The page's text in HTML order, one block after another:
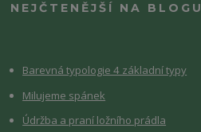
NEJČTENĚJŠÍ NA BLOGU
Barevná typologie 4 základní typy
Milujeme spánek
Údržba a praní ložního prádla